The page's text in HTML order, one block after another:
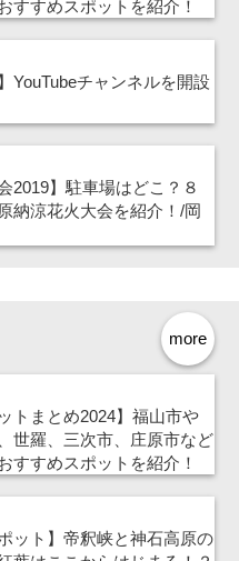
すすめスポットを紹介！
YouTubeチャンネルを開設
2019】駐車場はどこ？８
納涼花火大会を紹介！/岡
more
トまとめ2024】福山市や
世羅、三次市、庄原市など
すすめスポットを紹介！
ット】帝釈峡と神石高原の